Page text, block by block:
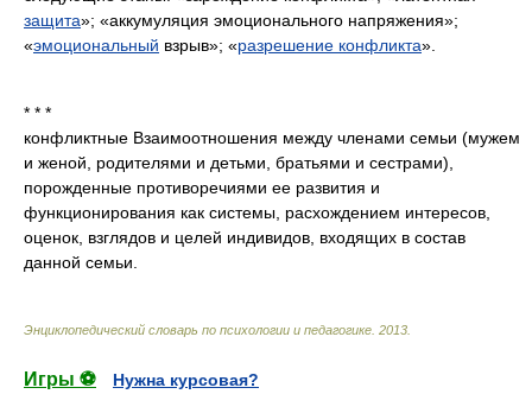
защита»; «аккумуляция эмоционального напряжения»;
«эмоциональный взрыв»; «разрешение конфликта».
* * *
конфликтные Взаимоотношения между членами семьи (мужем
и женой, родителями и детьми, братьями и сестрами),
порожденные противоречиями ее развития и
функционирования как системы, расхождением интересов,
оценок, взглядов и целей индивидов, входящих в состав
данной семьи.
Энциклопедический словарь по психологии и педагогике 2013
Игры ⚽
Нужна курсовая?